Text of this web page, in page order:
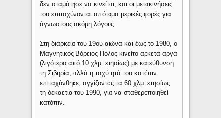
δεν σταμάτησε να κινείται, και οι μετακινήσεις
του επιταχύνονται απότομα μερικές φορές για
άγνωστους ακόμη λόγους.
Στη διάρκεια του 19ου αιώνα και έως το 1980, ο
Μαγνητικός Βόρειος Πόλος κινείτο αρκετά αργά
(λιγότερο από 10 χλμ. ετησίως) με κατεύθυνση
τη Σιβηρία, αλλά η ταχύτητά του κατόπιν
επιταχύνθηκε, αγγίζοντας τα 60 χλμ. ετησίως
τη δεκαετία του 1990, για να σταθεροποιηθεί
κατόπιν.